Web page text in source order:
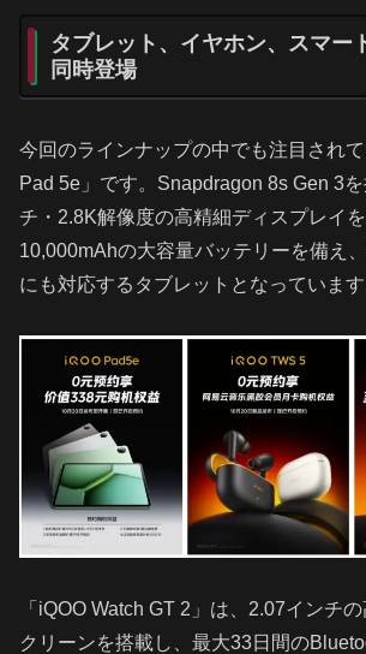
タブレット、イヤホン、スマー
同時登場
今回のラインナップの中でも注目され
Pad 5e」です。Snapdragon 8s Gen 3
チ・2.8K解像度の高精細ディスプレイを
10,000mAhの大容量バッテリーを備え
にも対応するタブレットとなっています
「iQOO Watch GT 2」は、2.07インチ
クリーンを搭載し、最大33日間の